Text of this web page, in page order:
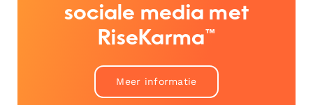
sociale media met
RiseKarma™
Meer informatie